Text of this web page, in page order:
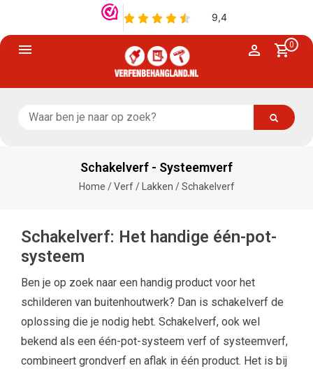
0
Schakelverf - Systeemverf
Home /Verf/ Lakken /Schakelverf
Schakelverf: Het handige één-pot-
systeem
Ben je op zoek naar een handig product voor het
schilderen van buitenhoutwerk? Dan is schakelverf de
oplossing die je nodig hebt. Schakelverf, ook wel
bekend als een één-pot-systeem verf of systeemverf,
combineert grondverf en aflak in één product. Het is bij